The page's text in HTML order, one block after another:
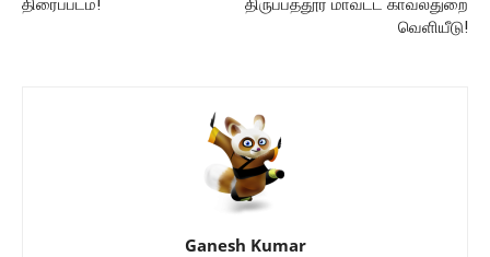
திரைப்படம்!
திருப்பத்தூர் மாவட்ட காவல்துறை
வெளியீடு!
Ganesh Kumar